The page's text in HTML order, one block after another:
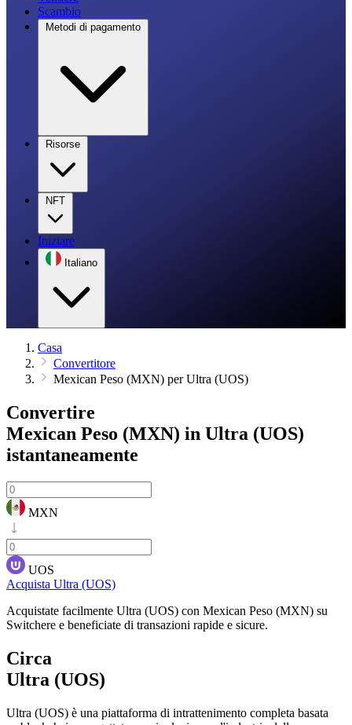
Scambio
Metodi di pagamento
Risorse
NFT
Iniziare
Italiano
Casa
Convertitore
Mexican Peso (MXN) per Ultra (UOS)
Convertire
Mexican Peso (MXN) in Ultra (UOS)
istantaneamente
MXN
UOS
Acquista Ultra (UOS)
Acquistate facilmente Ultra (UOS) con Mexican Peso (MXN) su
Switchere e beneficiate di transazioni rapide e sicure.
Circa
Ultra (UOS)
Ultra (UOS) è una piattaforma di intrattenimento completa basata